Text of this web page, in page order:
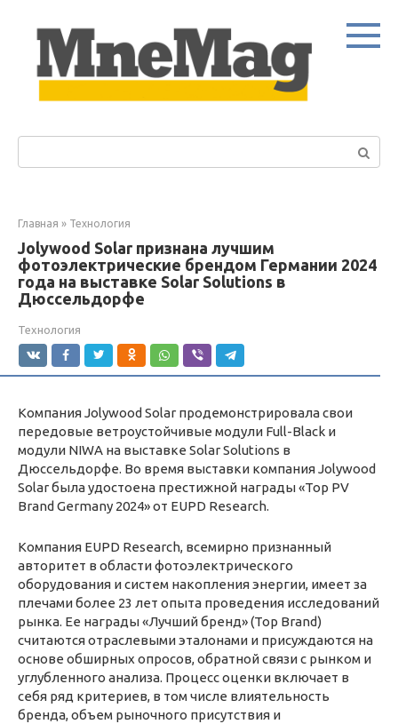
контенту
Главная » Технология
Jolywood Solar признана лучшим
фотоэлектрические брендом Германии 2024
года на выставке Solar Solutions в
Дюссельдорфе
Технология
Компания Jolywood Solar продемонстрировала свои
передовые ветроустойчивые модули Full-Black и
модули NIWA на выставке Solar Solutions в
Дюссельдорфе. Во время выставки компания Jolywood
Solar была удостоена престижной награды «Top PV
Brand Germany 2024» от EUPD Research.
Компания EUPD Research, всемирно признанный
авторитет в области фотоэлектрического
оборудования и систем накопления энергии, имеет за
плечами более 23 лет опыта проведения исследований
рынка. Ее награды «Лучший бренд» (Top Brand)
считаются отраслевыми эталонами и присуждаются на
основе обширных опросов, обратной связи с рынком и
углубленного анализа. Процесс оценки включает в
себя ряд критериев, в том числе влиятельность
бренда, объем рыночного присутствия и